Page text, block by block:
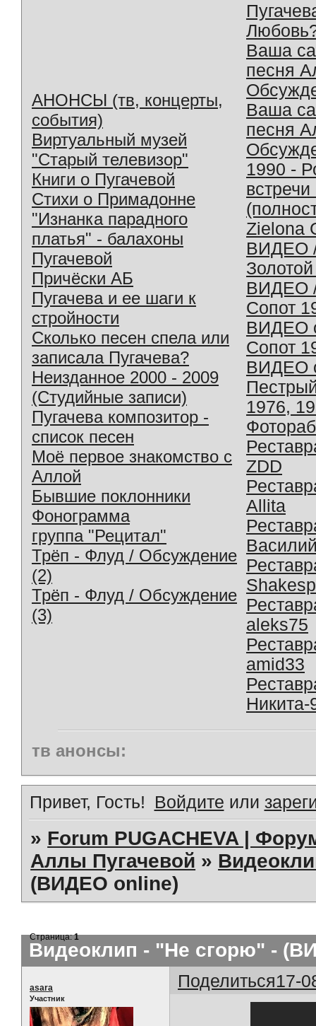
АНОНСЫ (тв, концерты,
события)
Виртуальный музей
"Старый телевизор"
Книги о Пугачевой
Стихи о Примадонне
"Изнанка парадного
платья" - балахоны
Пугачевой
Причёски АБ
Пугачева и ее шаги к
стройности
Сколько песен спела или
записала Пугачева?
Неизданное 2000 - 2009
(Студийные записи)
Пугачева композитор -
список песен
Моё первое знакомство с
Аллой
Бывшие поклонники
Фонограмма
группа "Рецитал"
Трёп - Флуд / Обсуждение
(2)
Трёп - Флуд / Обсуждение
(3)
Ваша
песня
Ваша
песня
1990 -
Zielona
ВИДЕО
ВИДЕО
Сопот
ВИДЕО
Сопот
ВИДЕО
1976,
ZDD
Allita
aleks75
amid33
Никита-
тв анонсы:
Привет, Гость! Войдите или
» Forum PUGACHEVA |
Аллы Пугачевой »
(ВИДЕО online)
Видеоклип - "Не сгорю" -
Страница:1
Поделиться17-
asara
Участник